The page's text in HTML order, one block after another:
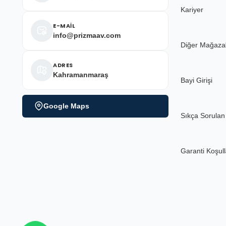
E-MAİL
info@prizmaav.com
ADRES
Kahramanmaraş
Google Maps
Kariyer
Diğer
Bayi Girişi
Sıkça
Garanti